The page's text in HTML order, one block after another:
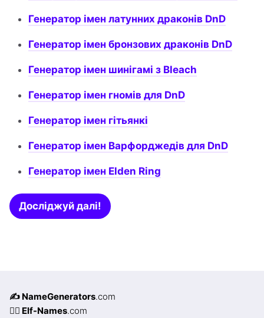
Генератор імен латунних драконів DnD
Генератор імен бронзових драконів DnD
Генератор імен шинігамі з Bleach
Генератор імен гномів для DnD
Генератор імен гітьянкі
Генератор імен Варфорджедів для DnD
Генератор імен Elden Ring
Досліджуй далі!
✍️ NameGenerators.com
🧝‍♀️ Elf-Names.com